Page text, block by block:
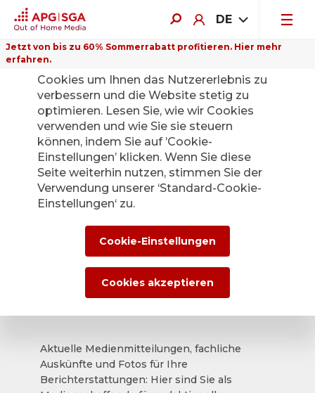
DE
Jetzt von bis zu 60% Sommerrabatt profitieren. Hier mehr
erfahren.
Zurück
Die APG|SGA
Medienstelle für
News und
Medienmitteilunge
Aktuelle Medienmitteilungen, fachliche
Auskünfte und Fotos für Ihre
Berichterstattungen: Hier sind Sie als
Auf dieser Website verwenden wir
Cookies um Ihnen das Nutzererlebnis zu
verbessern und die Website stetig zu
optimieren. Lesen Sie, wie wir Cookies
verwenden und wie Sie sie steuern
können, indem Sie auf ’Cookie-
Einstellungen’ klicken. Wenn Sie diese
Seite weiterhin nutzen, stimmen Sie der
Verwendung unserer ‘Standard-Cookie-
Einstellungen‘ zu.
Cookie-Einstellungen
Cookies akzeptieren